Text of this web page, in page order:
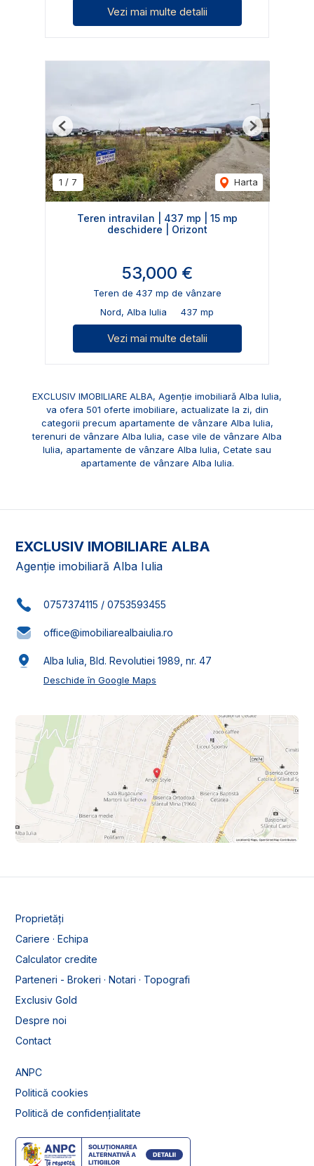
Vezi mai multe detalii
1 / 7 Harta
Previous Next
Teren intravilan | 437 mp | 15 mp
deschidere | Orizont
53,000 €
Teren de 437 mp de vânzare
Nord, Alba Iulia
437 mp
Vezi mai multe detalii
EXCLUSIV IMOBILIARE ALBA, Agenție imobiliară Alba Iulia,
va ofera 501 oferte imobiliare, actualizate la zi, din
categorii precum apartamente de vânzare Alba Iulia,
terenuri de vânzare Alba Iulia, case vile de vânzare Alba
Iulia, apartamente de vânzare Alba Iulia, Cetate sau
apartamente de vânzare Alba Iulia.
EXCLUSIV IMOBILIARE ALBA
Agenție imobiliară Alba Iulia
0757374115 / 0753593455
office@imobiliarealbaiulia.ro
Alba Iulia, Bld. Revolutiei 1989, nr. 47
Deschide în Google Maps
Proprietăți
Cariere · Echipa
Calculator credite
Parteneri - Brokeri · Notari · Topografi
Exclusiv Gold
Despre noi
Contact
ANPC
Politică cookies
Politică de confidențialitate